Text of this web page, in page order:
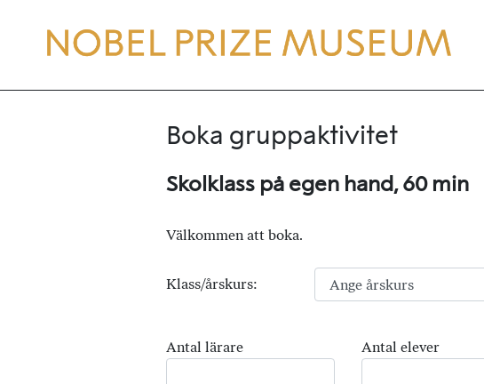
Boka gruppaktivitet
Skolklass på egen hand, 60 min
Välkommen att boka.
Klass/årskurs:
Antal lärare Antal elever